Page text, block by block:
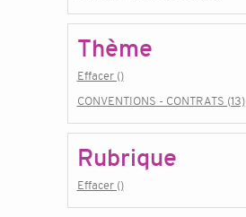
Thème
Effacer ()
CONVENTIONS - CONTRATS (13)
Rubrique
Effacer ()